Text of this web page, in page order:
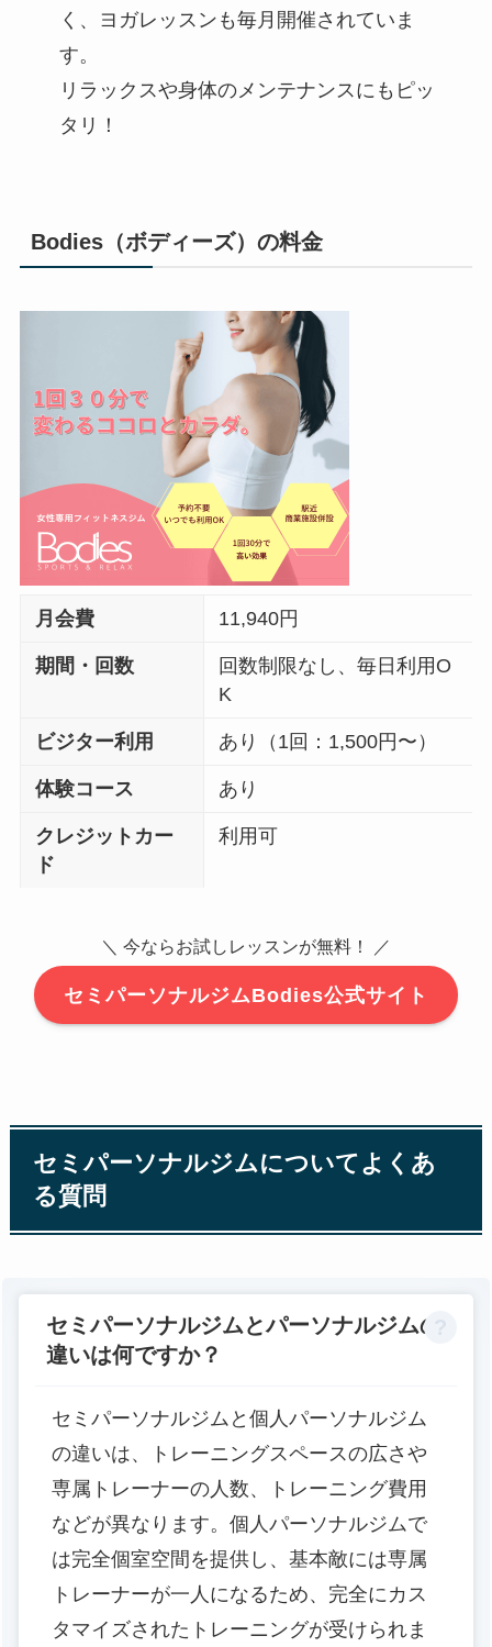
く、ヨガレッスンも毎月開催されていま
す。
リラックスや身体のメンテナンスにもピッ
タリ！
Bodies（ボディーズ）の料金
月会費 11,940円
期間・回数
回数制限なし、毎日利用O
K
ビジター利用 あり（1回：1,500円〜）
体験コース あり
クレジットカー
ド
利用可
＼ 今ならお試しレッスンが無料！ ／
セミパーソナルジムBodies公式サイト
セミパーソナルジムについてよくあ
る質問
セミパーソナルジムとパーソナルジムの
違いは何ですか？
セミパーソナルジムと個人パーソナルジム
の違いは、トレーニングスペースの広さや
専属トレーナーの人数、トレーニング費用
などが異なります。個人パーソナルジムで
は完全個室空間を提供し、基本敵には専属
トレーナーが一人になるため、完全にカス
タマイズされたトレーニングが受けられま